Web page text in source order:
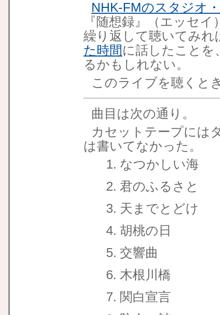
NHK-FMのスタジオ
『随想録』（エッセ
繰り返して聴いてみれ
た時間に話したことを
るかもしれない。
このライブを聴くと
曲目は次の通り 。
カセットテープには
は書いてなかった。
1. なつかしい海
2. 君のふるさと
3. 天までとどけ
4. 胡桃の日
5. 交響曲
6. 木根川橋
7. 関白宣言